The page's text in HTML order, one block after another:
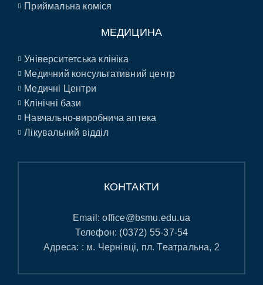
Приймальна коміся
МЕДИЦИНА
Університетська клініка
Медичний консультативний центр
Медичні Центри
Клінічні бази
Навчально-виробнича аптека
Лікувальний відділ
КОНТАКТИ
Email:office@bsmu.edu.ua
Телефон: (0372) 55-37-54
Адреса: : м. Чернівці, пл. Театральна, 2